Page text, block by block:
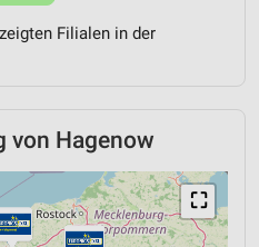
Filialen in der
von Hagenow
⛶